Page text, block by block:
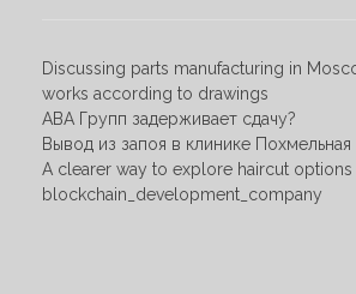
Discussing parts manufacturing in
works according to drawings
АВА Групп задерживает сдачу?
Вывод из запоя в клинике
A clearer way to explore haircut options
blockchain_development_company